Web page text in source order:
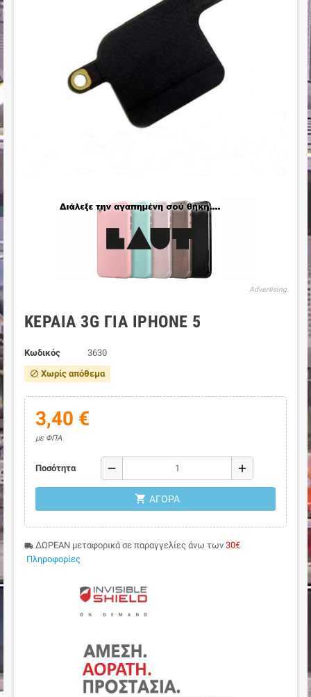
Advertising
ΚΕΡΑΊΑ 3G ΓΙΑ IPHONE 5
Κωδικός 3630
block Χωρίς απόθεμα
3,40 €
με ΦΠΑ
Ποσότητα remove add
shopping_cart ΑΓΟΡΆ
local_shipping ΔΩΡΕΑΝ μεταφορικά σε παραγγελίες άνω των 30€
Πληροφορίες